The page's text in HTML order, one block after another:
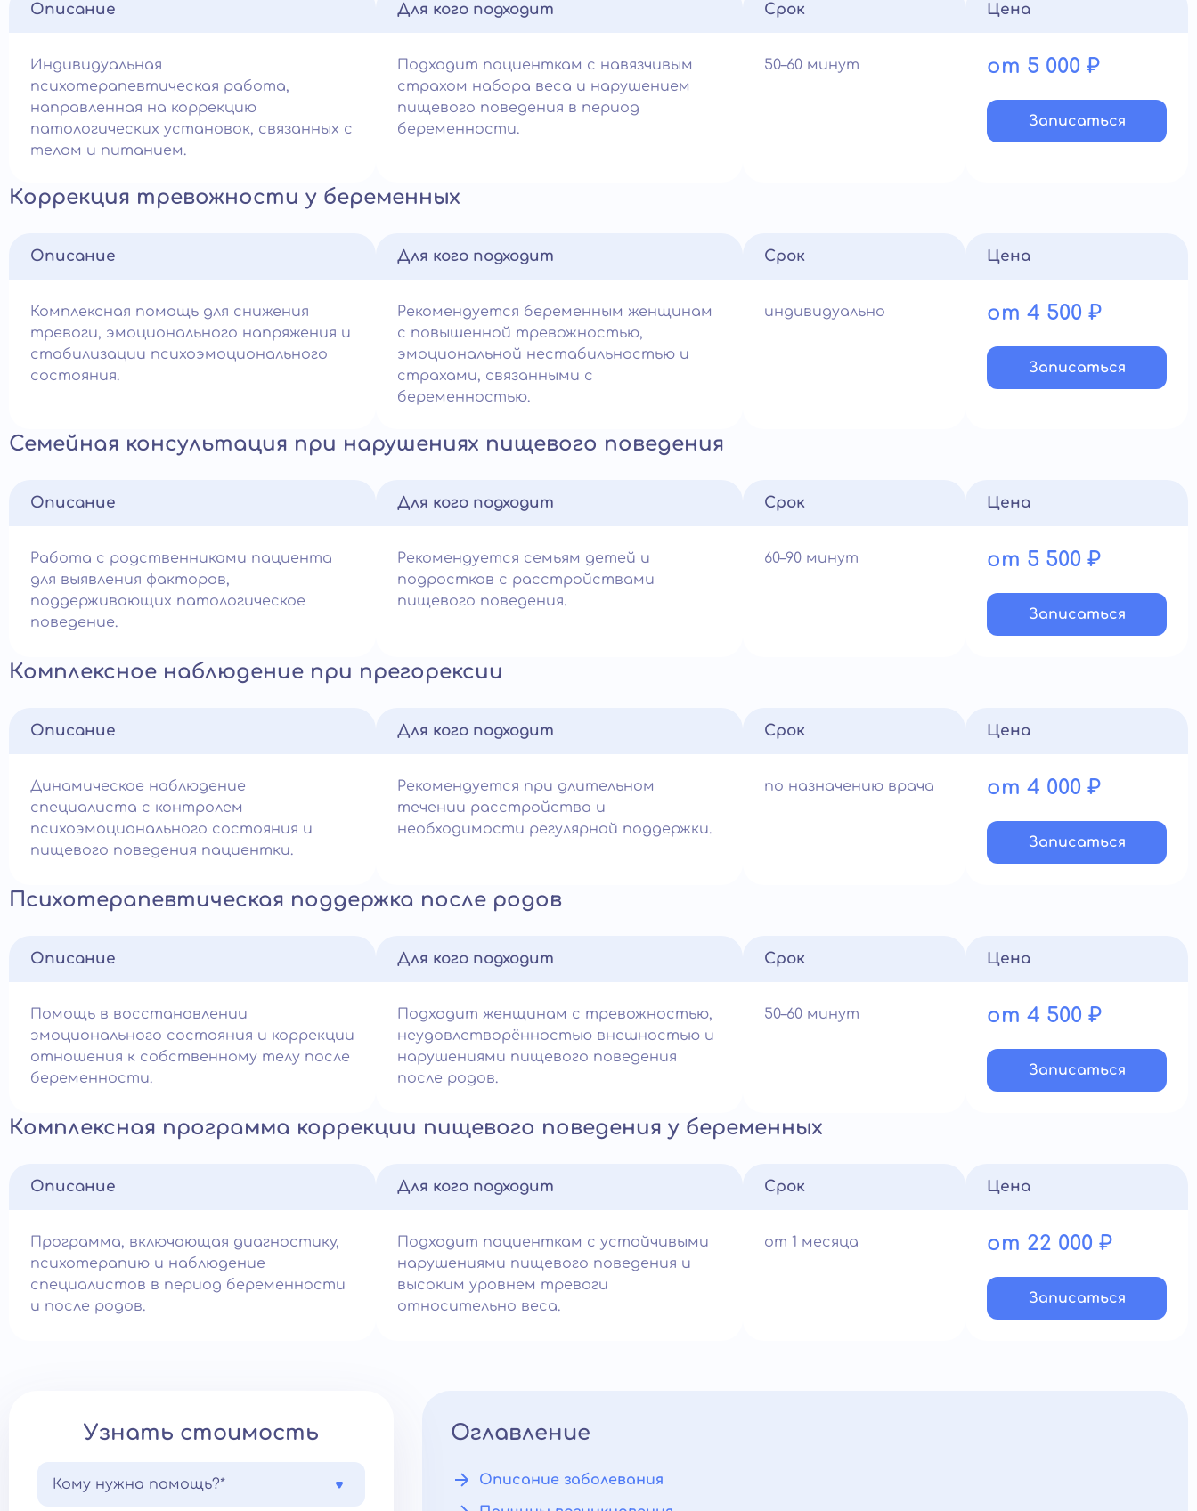
Описание
Индивидуальная
психотерапевтическая работа,
направленная на коррекцию
патологических установок, связанных с
телом и питанием.
Для кого подходит
Подходит пациенткам с навязчивым
страхом набора веса и нарушением
пищевого поведения в период
беременности.
Срок
50–60 минут
Цена
от 5 000 ₽
Записатьcя
Коррекция тревожности у беременных
Описание
Комплексная помощь для снижения
тревоги, эмоционального напряжения и
стабилизации психоэмоционального
состояния.
Для кого подходит
Рекомендуется беременным женщинам
с повышенной тревожностью,
эмоциональной нестабильностью и
страхами, связанными с
беременностью.
Срок
индивидуально
Цена
от 4 500 ₽
Записатьcя
Семейная консультация при нарушениях пищевого поведения
Описание
Работа с родственниками пациента
для выявления факторов,
поддерживающих патологическое
поведение.
Для кого подходит
Рекомендуется семьям детей и
подростков с расстройствами
пищевого поведения.
Срок
60–90 минут
Цена
от 5 500 ₽
Записатьcя
Комплексное наблюдение при прегорексии
Описание
Динамическое наблюдение
специалиста с контролем
психоэмоционального состояния и
пищевого поведения пациентки.
Для кого подходит
Рекомендуется при длительном
течении расстройства и
необходимости регулярной поддержки.
Срок
по назначению врача
Цена
от 4 000 ₽
Записатьcя
Психотерапевтическая поддержка после родов
Описание
Помощь в восстановлении
эмоционального состояния и коррекции
отношения к собственному телу после
беременности.
Для кого подходит
Подходит женщинам с тревожностью,
неудовлетворённостью внешностью и
нарушениями пищевого поведения
после родов.
Срок
50–60 минут
Цена
от 4 500 ₽
Записатьcя
Комплексная программа коррекции пищевого поведения у беременных
Описание
Программа, включающая диагностику,
психотерапию и наблюдение
специалистов в период беременности
и после родов.
Для кого подходит
Подходит пациенткам с устойчивыми
нарушениями пищевого поведения и
высоким уровнем тревоги
относительно веса.
Срок
от 1 месяца
Цена
от 22 000 ₽
Записатьcя
Узнать стоимость
Кому нужна помощь?*
Оглавление
Описание заболевания